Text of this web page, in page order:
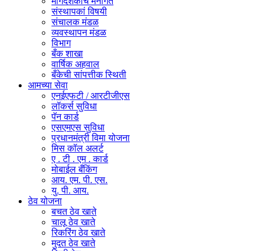
संस्थापकां विषयी
संचालक मंडळ
व्यवस्थापन मंडळ
विभाग
बँक शाखा
वार्षिक अहवाल
बँकेची सांपत्तीक स्थिती
आमच्या सेवा
एनईएफटी / आरटीजीएस
लॉकर्स सुविधा
पॅन कार्ड
एसएमएस सुविधा
प्रधानमंत्री विमा योजना
मिस कॉल अलर्ट
ए . टी . एम . कार्ड
मोबाईल बँकिंग
आय. एम. पी. एस.
यु. पी. आय.
ठेव योजना
बचत ठेव खाते
चालू ठेव खाते
रिकरिंग ठेव खाते
मुदत ठेव खाते